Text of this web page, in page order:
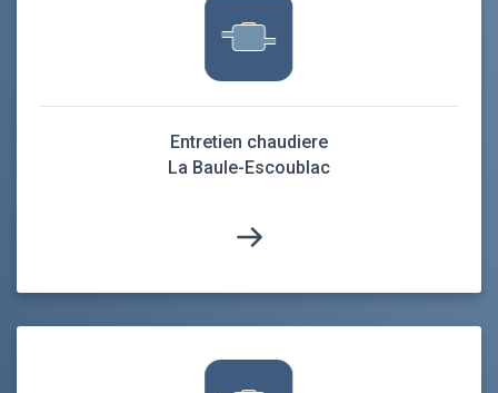
Entretien chaudiere
La Baule-Escoublac